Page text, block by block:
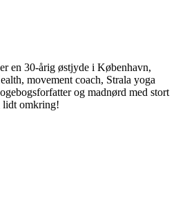
en 30-årig østjyde i København,
movement coach, Strala yoga
og madnørd med stort
lidt omkring!